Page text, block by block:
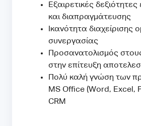
Εξαιρετικές δεξιότητες
και διαπραγμάτευσης
Ικανότητα διαχείρισης
συνεργασίας
Προσανατολισμός
στην επίτευξη
Πολύ καλή γνώση των
MS Office (Word, Excel,
CRM